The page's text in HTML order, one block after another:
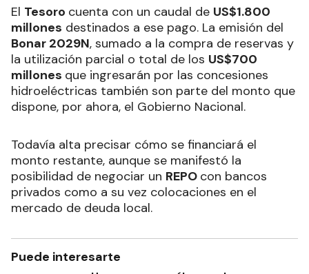
El Tesoro cuenta con un caudal de US$1.800
millones destinados a ese pago. La emisión del
Bonar 2029N, sumado a la compra de reservas y
la utilización parcial o total de los US$700
millones que ingresarán por las concesiones
hidroeléctricas también son parte del monto que
dispone, por ahora, el Gobierno Nacional.
Todavía alta precisar cómo se financiará el
monto restante, aunque se manifestó la
posibilidad de negociar un REPO con bancos
privados como a su vez colocaciones en el
mercado de deuda local.
Puede interesarte